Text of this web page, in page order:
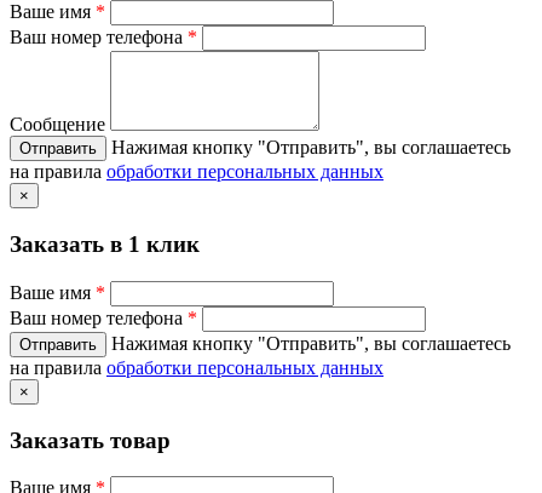
Ваше имя *
Ваш номер телефона *
Сообщение
Нажимая кнопку "Отправить", вы соглашаетесь
на правила обработки персональных данных
×
Заказать в 1 клик
Ваше имя *
Ваш номер телефона *
Нажимая кнопку "Отправить", вы соглашаетесь
на правила обработки персональных данных
×
Заказать товар
Ваше имя *